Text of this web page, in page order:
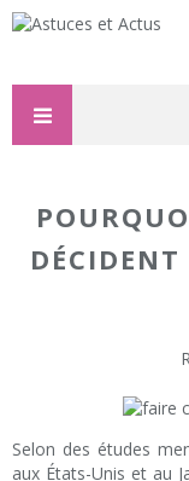
Selon des études
aux États-Unis et au